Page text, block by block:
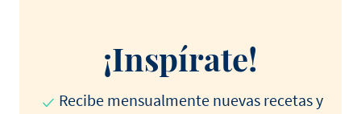
¡Inspírate!
Recibe mensualmente nuevas recetas y